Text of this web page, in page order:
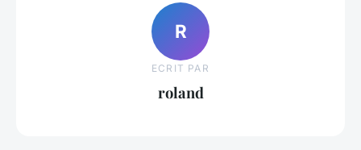
R
ECRIT PAR
roland